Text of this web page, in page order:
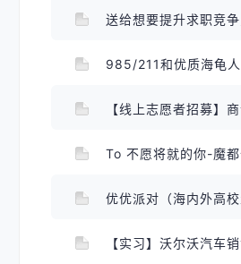
送给想要提升求职竞
985/211和优质海龟
【线上志愿者招募】
To 不愿将就的你-魔
优优派对（海内外高
【实习】沃尔沃汽车